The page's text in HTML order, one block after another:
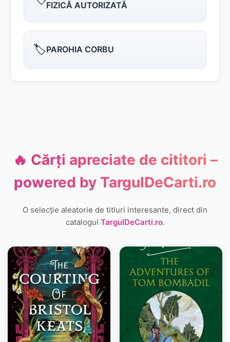
FIZICĂ AUTORIZATĂ
🏷️PAROHIA CORBU
🔥 Cărți apreciate de cititori –
powered by TargulDeCarti.ro
O selecție aleatorie de titluri interesante, direct din
catalogul TargulDeCarti.ro.